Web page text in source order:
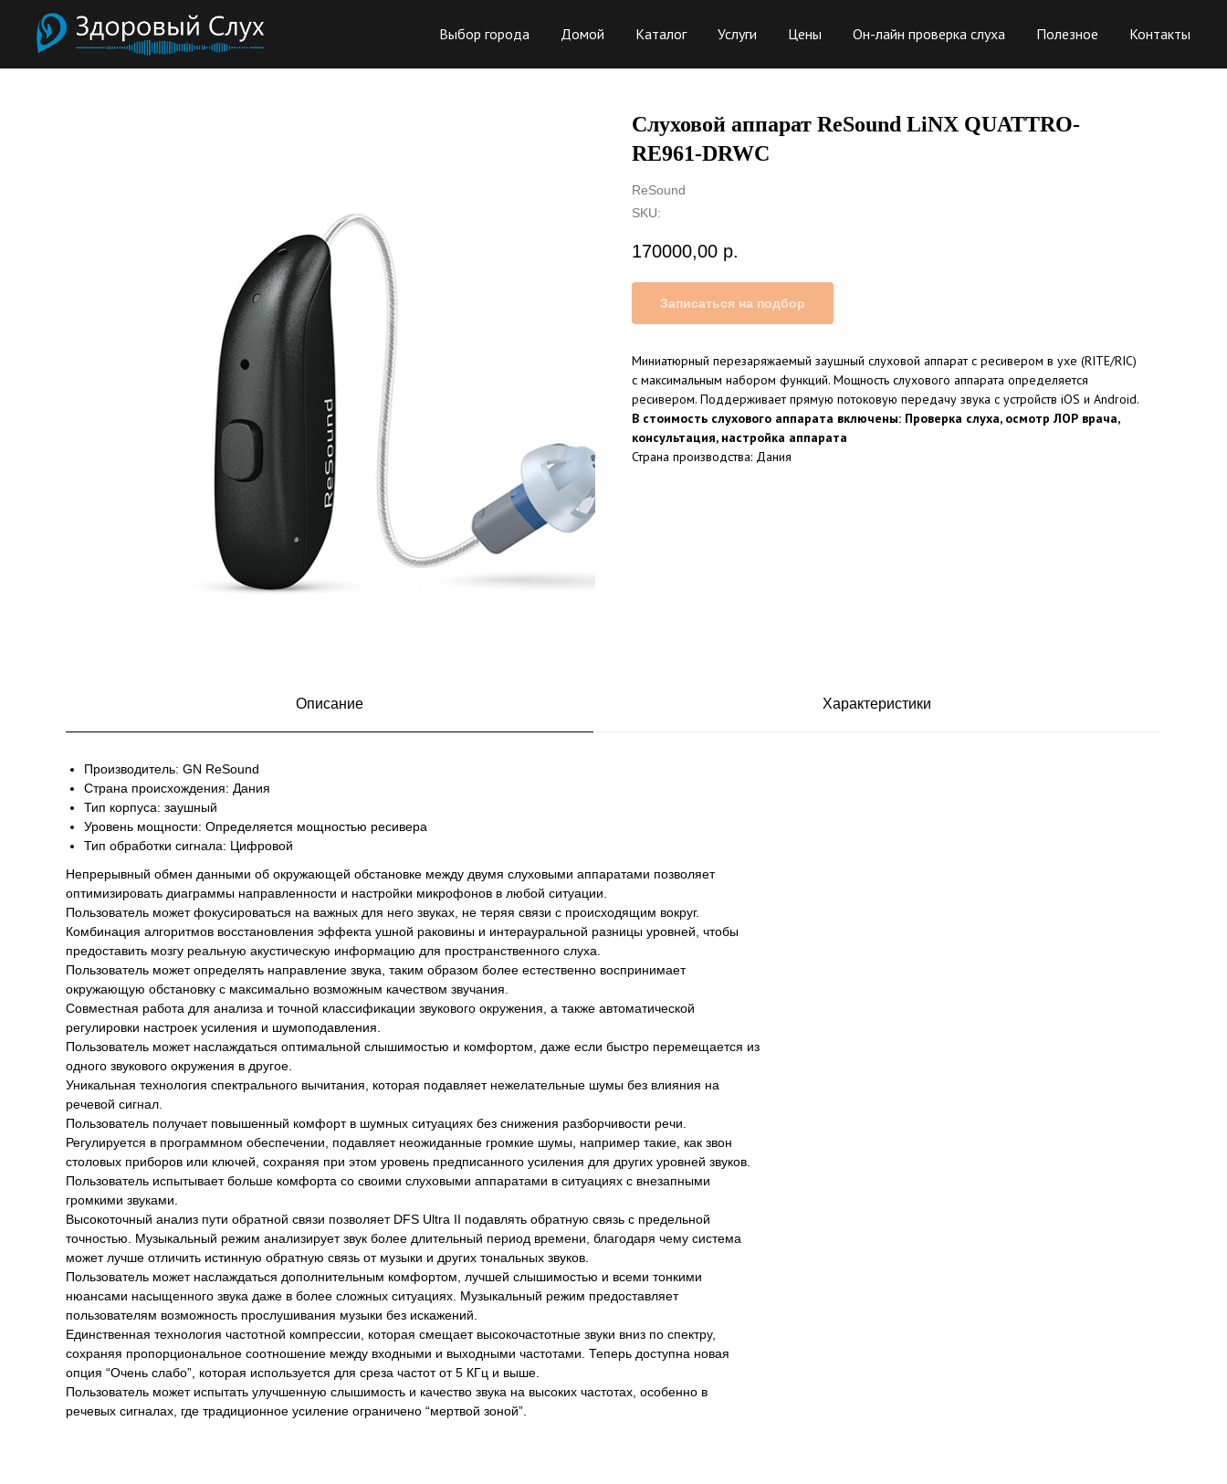
Выбор города Домой Каталог Услуги Цены Он-лайн проверка слуха Полезное Контакты
Слуховой аппарат ReSound LiNX QUATTRO-
RE961-DRWC
ReSound
SKU:
170000,00 р.
Записаться на подбор
Миниатюрный перезаряжаемый заушный слуховой аппарат с ресивером в ухе (RITE/RIC)
с максимальным набором функций. Мощность слухового аппарата определяется
ресивером. Поддерживает прямую потоковую передачу звука с устройств iOS и Android.
В стоимость слухового аппарата включены: Проверка слуха, осмотр ЛОР врача,
консультация, настройка аппарата
Страна производства: Дания
Описание Характеристики
Производитель: GN ReSound
Страна происхождения: Дания
Тип корпуса: заушный
Уровень мощности: Определяется мощностью ресивера
Тип обработки сигнала: Цифровой
Непрерывный обмен данными об окружающей обстановке между двумя слуховыми аппаратами позволяет
оптимизировать диаграммы направленности и настройки микрофонов в любой ситуации.
Пользователь может фокусироваться на важных для него звуках, не теряя связи с происходящим вокруг.
Комбинация алгоритмов восстановления эффекта ушной раковины и интерауральной разницы уровней, чтобы
предоставить мозгу реальную акустическую информацию для пространственного слуха.
Пользователь может определять направление звука, таким образом более естественно воспринимает
окружающую обстановку с максимально возможным качеством звучания.
Совместная работа для анализа и точной классификации звукового окружения, а также автоматической
регулировки настроек усиления и шумоподавления.
Пользователь может наслаждаться оптимальной слышимостью и комфортом, даже если быстро перемещается из
одного звукового окружения в другое.
Уникальная технология спектрального вычитания, которая подавляет нежелательные шумы без влияния на
речевой сигнал.
Пользователь получает повышенный комфорт в шумных ситуациях без снижения разборчивости речи.
Регулируется в программном обеспечении, подавляет неожиданные громкие шумы, например такие, как звон
столовых приборов или ключей, сохраняя при этом уровень предписанного усиления для других уровней звуков.
Пользователь испытывает больше комфорта со своими слуховыми аппаратами в ситуациях с внезапными
громкими звуками.
Высокоточный анализ пути обратной связи позволяет DFS Ultra II подавлять обратную связь с предельной
точностью. Музыкальный режим анализирует звук более длительный период времени, благодаря чему система
может лучше отличить истинную обратную связь от музыки и других тональных звуков.
Пользователь может наслаждаться дополнительным комфортом, лучшей слышимостью и всеми тонкими
нюансами насыщенного звука даже в более сложных ситуациях. Музыкальный режим предоставляет
пользователям возможность прослушивания музыки без искажений.
Единственная технология частотной компрессии, которая смещает высокочастотные звуки вниз по спектру,
сохраняя пропорциональное соотношение между входными и выходными частотами. Теперь доступна новая
опция “Очень слабо”, которая используется для среза частот от 5 КГц и выше.
Пользователь может испытать улучшенную слышимость и качество звука на высоких частотах, особенно в
речевых сигналах, где традиционное усиление ограничено “мертвой зоной”.